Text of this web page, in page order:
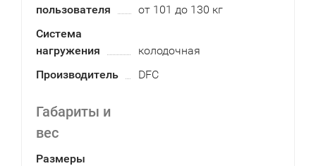
пользователя
от 101 до 130 кг
Система
нагружения
колодочная
Производитель
DFC
Габариты и
вес
Размеры